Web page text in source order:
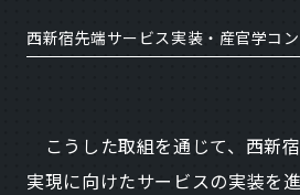
西新宿先端サービス実装・産官学コ
こうした取組を通じて、西新
実現に向けたサービスの実装を